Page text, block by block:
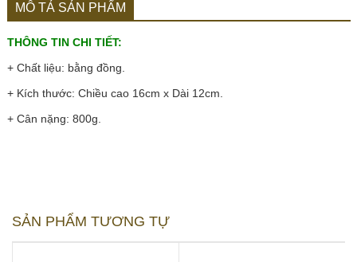
MÔ TẢ SẢN PHẨM
THÔNG TIN CHI TIẾT:
+ Chất liệu: bằng đồng.
+ Kích thước: Chiều cao 16cm x Dài 12cm.
+ Cân nặng: 800g.
SẢN PHẨM TƯƠNG TỰ